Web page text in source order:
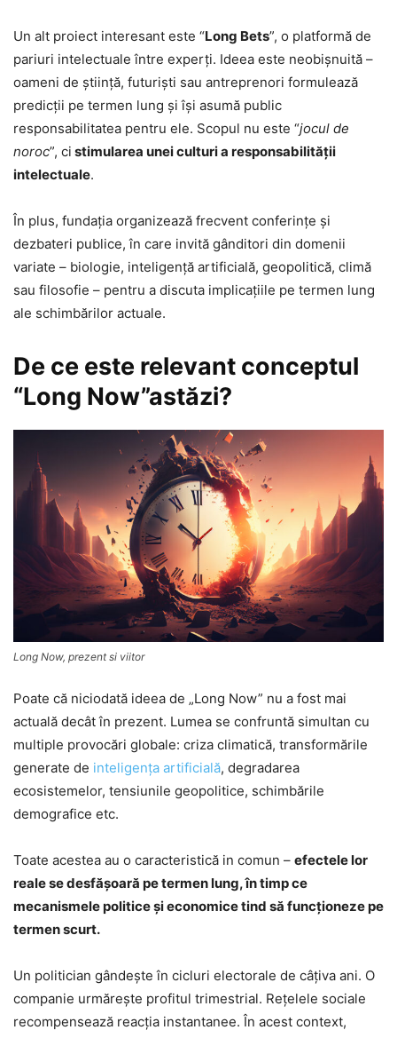
Un alt proiect interesant este “Long Bets”, o platformă de
pariuri intelectuale între experți. Ideea este neobișnuită –
oameni de știință, futuriști sau antreprenori formulează
predicții pe termen lung și își asumă public
responsabilitatea pentru ele. Scopul nu este “jocul de
noroc”, ci stimularea unei culturi a responsabilității
intelectuale.
În plus, fundația organizează frecvent conferințe și
dezbateri publice, în care invită gânditori din domenii
variate – biologie, inteligență artificială, geopolitică, climă
sau filosofie – pentru a discuta implicațiile pe termen lung
ale schimbărilor actuale.
De ce este relevant conceptul
“Long Now”astăzi?
Long Now, prezent si viitor
Poate că niciodată ideea de „Long Now” nu a fost mai
actuală decât în prezent. Lumea se confruntă simultan cu
multiple provocări globale: criza climatică, transformările
generate de inteligența artificială, degradarea
ecosistemelor, tensiunile geopolitice, schimbările
demografice etc.
Toate acestea au o caracteristică in comun – efectele lor
reale se desfășoară pe termen lung, în timp ce
mecanismele politice și economice tind să funcționeze pe
termen scurt.
Un politician gândește în cicluri electorale de câțiva ani. O
companie urmărește profitul trimestrial. Rețelele sociale
recompensează reacția instantanee. În acest context,